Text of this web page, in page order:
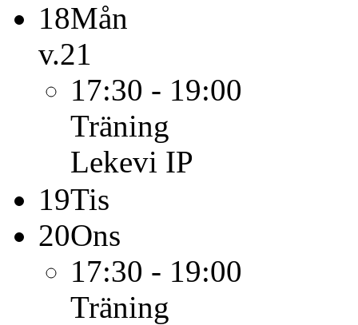
18Mån
v.21
17:30 - 19:00
Träning
Lekevi IP
19Tis
20Ons
17:30 - 19:00
Träning